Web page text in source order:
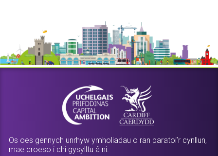
Os oes gennych unrhyw ymholiadau o ran paratoi’r cynllun,
mae croeso i chi gysylltu â ni.